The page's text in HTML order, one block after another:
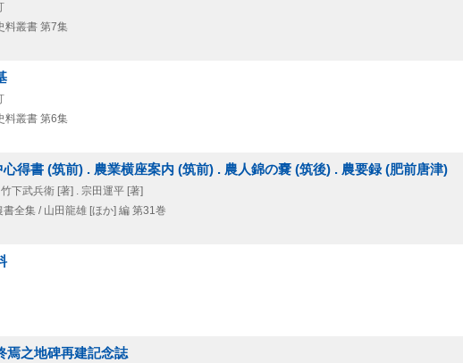
料叢書 第7集
料叢書 第6集
得書 (筑前) . 農業横座案内 (筑前) . 農人錦の嚢 (筑後) . 農要録 (肥前唐津)
下武兵衛 [著] . 宗田運平 [著]
書全集 / 山田龍雄 [ほか] 編 第31巻
焉之地碑再建記念誌